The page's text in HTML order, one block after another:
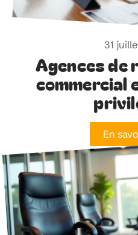
31
Agences
commercial
En